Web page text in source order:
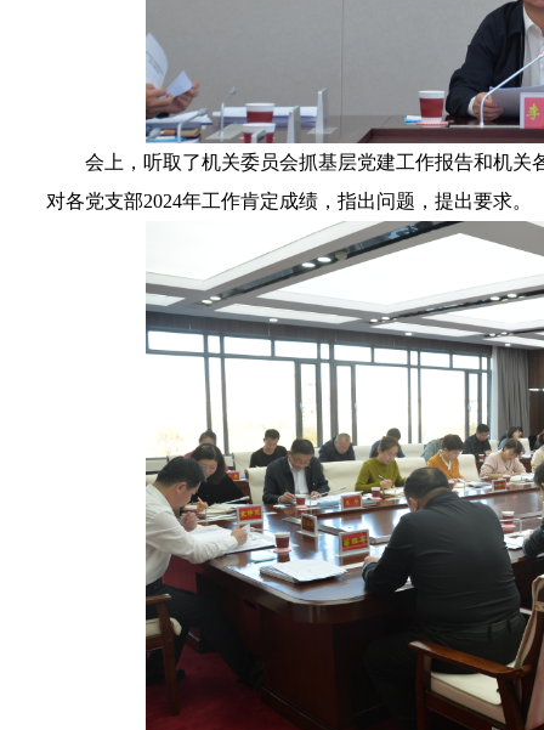
会上，听取了机关委员会抓基层党建工作报告和机关
对各党支部2024年工作肯定成绩，指出问题，提出要求。